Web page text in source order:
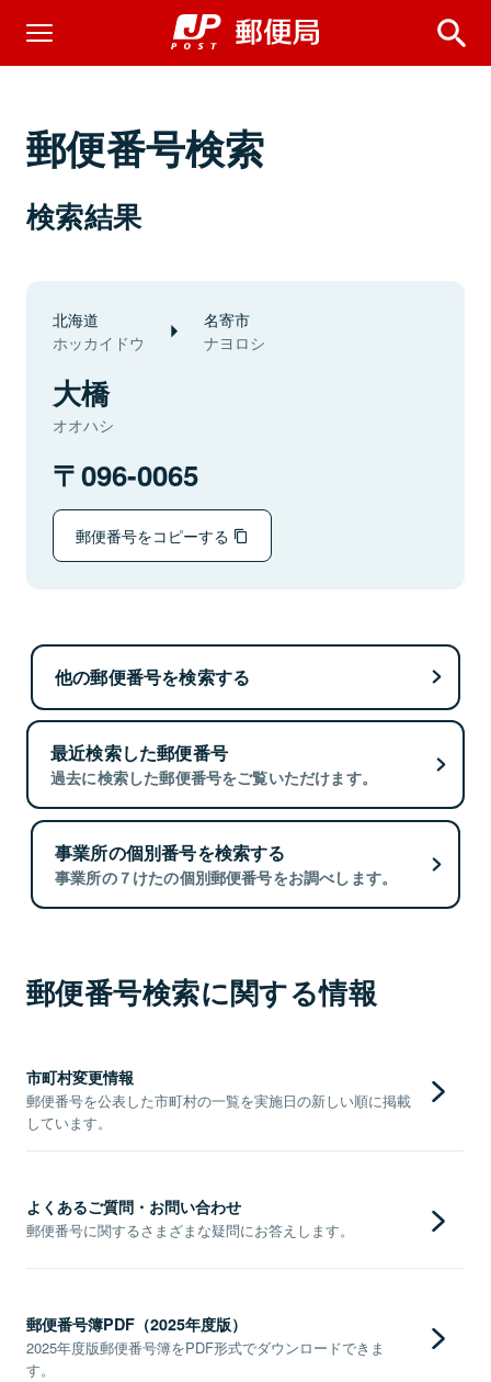
郵便番号検索
検索結果
北海道
ホッカイドウ
名寄市
ナヨロシ
大橋
オオハシ
096-0065
郵便番号をコピーする
他の郵便番号を検索する
最近検索した郵便番号
過去に検索した郵便番号をご覧いただけます。
事業所の個別番号を検索する
事業所の７けたの個別郵便番号をお調べします。
郵便番号検索に関する情報
市町村変更情報
郵便番号を公表した市町村の一覧を実施日の新しい順に掲載
しています。
よくあるご質問・お問い合わせ
郵便番号に関するさまざまな疑問にお答えします。
郵便番号簿PDF（2025年度版）
2025年度版郵便番号簿をPDF形式でダウンロードできま
す。